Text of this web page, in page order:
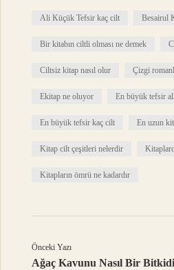
Ali Küçük Tefsir kaç cilt Besairul
Bir kitabın ciltli olması ne demek
Ciltsiz kitap nasıl olur Çizgi
Ekitap ne oluyor En büyük tefsir
En büyük tefsir kaç cilt En uzun
Kitap cilt çeşitleri nelerdir
Kitapların ömrü ne kadardır
Önceki Yazı
Ağaç Kavunu Nasıl Bir